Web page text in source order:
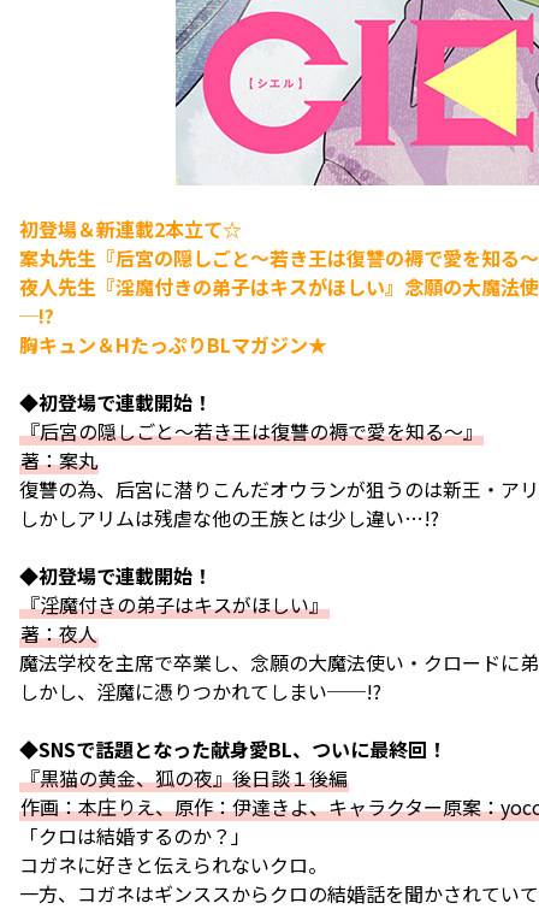
初登場＆新連載2本立て☆
案丸先生『后宮の隠しごと～若き王は復讐の褥で愛を知
夜人先生『淫魔付きの弟子はキスがほしい』念願の大魔
─!?
胸キュン＆HたっぷりBLマガジン★
◆初登場で連載開始！
『后宮の隠しごと～若き王は復讐の褥で愛を知る～』
著：案丸
復讐の為、后宮に潜りこんだオウランが狙うのは新王・ア
しかしアリムは残虐な他の王族とは少し違い…!?
◆初登場で連載開始！
『淫魔付きの弟子はキスがほしい』
著：夜人
魔法学校を主席で卒業し、念願の大魔法使い・クロードに
しかし、淫魔に憑りつかれてしまい──!?
◆SNSで話題となった献身愛BL、ついに最終回！
『黒猫の黄金、狐の夜』後日談１後編
作画：本庄りえ、原作：伊達きよ、キャラクター原案：
「クロは結婚するのか？」
コガネに好きと伝えられないクロ。
一方、コガネはギンススからクロの結婚話を聞かされてい